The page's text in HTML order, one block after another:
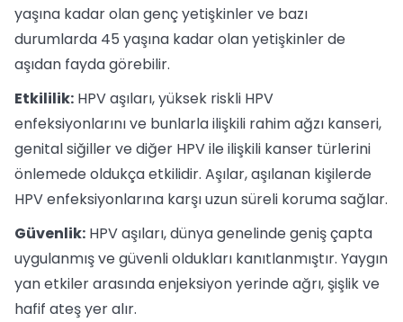
yaşına kadar olan genç yetişkinler ve bazı
durumlarda 45 yaşına kadar olan yetişkinler de
aşıdan fayda görebilir.
Etkililik: HPV aşıları, yüksek riskli HPV
enfeksiyonlarını ve bunlarla ilişkili rahim ağzı kanseri,
genital siğiller ve diğer HPV ile ilişkili kanser türlerini
önlemede oldukça etkilidir. Aşılar, aşılanan kişilerde
HPV enfeksiyonlarına karşı uzun süreli koruma sağlar.
Güvenlik: HPV aşıları, dünya genelinde geniş çapta
uygulanmış ve güvenli oldukları kanıtlanmıştır. Yaygın
yan etkiler arasında enjeksiyon yerinde ağrı, şişlik ve
hafif ateş yer alır.